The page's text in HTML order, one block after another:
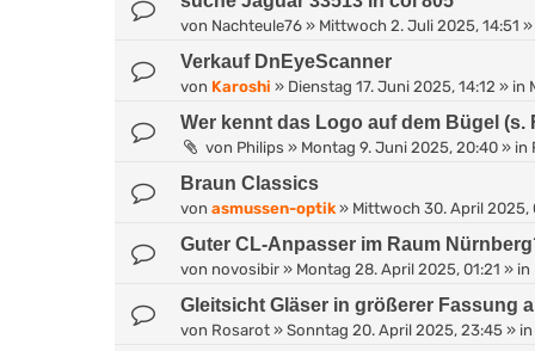
von Nachteule76 » Mittwoch 2. Juli 2025, 14:51
Verkauf DnEyeScanner
von Karoshi » Dienstag 17. Juni 2025, 14:12 » in
Wer kennt das Logo auf dem Bügel (s.
von Philips » Montag 9. Juni 2025, 20:40 » in
Braun Classics
von asmussen-optik » Mittwoch 30. April 2025,
Guter CL-Anpasser im Raum
von novosibir » Montag 28. April 2025, 01:21 » in
Gleitsicht Gläser in größerer Fassung
von Rosarot » Sonntag 20. April 2025, 23:45 » in